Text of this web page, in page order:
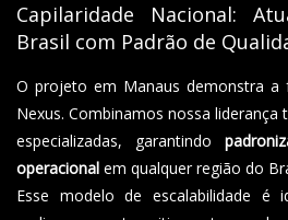
Capilaridade Nacional:
Brasil com Padrão de
O projeto em Manaus demonstra a
Nexus. Combinamos nossa liderança
especializadas, garantindo
operacional em qualquer região do
Esse modelo de escalabilidade é